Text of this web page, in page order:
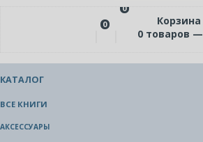
0
0
Корзина
0 товаров —
КАТАЛОГ
ВСЕ КНИГИ
АКСЕССУАРЫ